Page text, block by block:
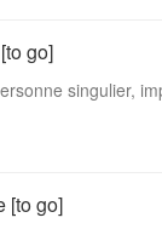
go]
singulier,
[to go]